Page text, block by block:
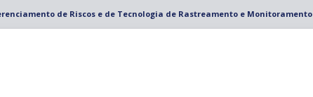
de Riscos e de Tecnologia de Rastreamento e Monitoramento